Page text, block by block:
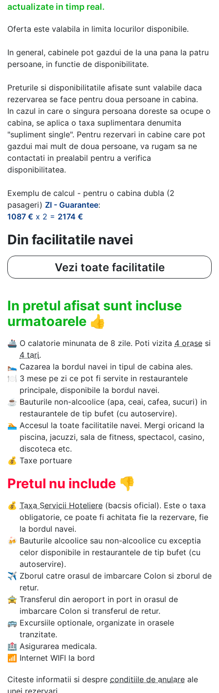
actualizate in timp real.
Oferta este valabila in limita locurilor disponibile.
In general, cabinele pot gazdui de la una pana la patru
persoane, in functie de disponibilitate.
Preturile si disponibilitatile afisate sunt valabile daca
rezervarea se face pentru doua persoane in cabina.
In cazul in care o singura persoana doreste sa ocupe o
cabina, se aplica o taxa suplimentara denumita
"supliment single". Pentru rezervari in cabine care pot
gazdui mai mult de doua persoane, va rugam sa ne
contactati in prealabil pentru a verifica
disponibilitatea.
Exemplu de calcul - pentru o cabina dubla (2
pasageri) ZI - Guarantee:
1087 € x 2 = 2174 €
Din facilitatile navei
Vezi toate facilitatile
In pretul afisat sunt incluse
urmatoarele 👍
🚢 O calatorie minunata de 8 zile. Poti vizita 4 orase si
4 tari.
🛌 Cazarea la bordul navei in tipul de cabina ales.
🍽 3 mese pe zi ce pot fi servite in restaurantele
principale, disponibile la bordul navei.
☕ Bauturile non-alcoolice (apa, ceai, cafea, sucuri) in
restaurantele de tip bufet (cu autoservire).
🏊‍ Accesul la toate facilitatile navei. Mergi oricand la
piscina, jacuzzi, sala de fitness, spectacol, casino,
discoteca etc.
💰 Taxe portuare
Pretul nu include 👎
💰 Taxa Servicii Hoteliere (bacsis oficial). Este o taxa
obligatorie, ce poate fi achitata fie la rezervare, fie
la bordul navei.
🍻 Bauturile alcoolice sau non-alcoolice cu exceptia
celor disponibile in restaurantele de tip bufet (cu
autoservire).
✈ Zborul catre orasul de imbarcare Colon si zborul de
retur.
🚖 Transferul din aeroport in port in orasul de
imbarcare Colon si transferul de retur.
🚌 Excursiile optionale, organizate in orasele
tranzitate.
🏥 Asigurarea medicala.
📶 Internet WIFI la bord
Citeste informatii si despre conditiile de anulare ale